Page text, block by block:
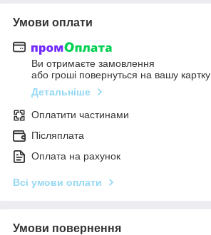
Умови оплати
Ви отримаєте замовлення
або гроші повернуться на вашу картку
Детальніше
Оплатити частинами
Післяплата
Оплата на рахунок
Всі умови оплати
Умови повернення